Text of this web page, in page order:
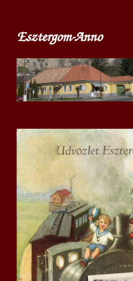
esztergom-anno.hu